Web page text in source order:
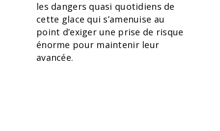
les dangers quasi quotidiens de
cette glace qui s’amenuise au
point d’exiger une prise de risque
énorme pour maintenir leur
avancée.